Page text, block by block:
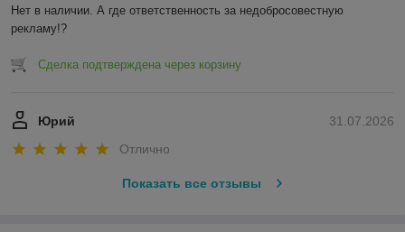
Нет в наличии. А где ответственность за недобросовестную
рекламу!?
Сделка подтверждена через корзину
31.07.2026
Юрий
Отлично
Показать все отзывы